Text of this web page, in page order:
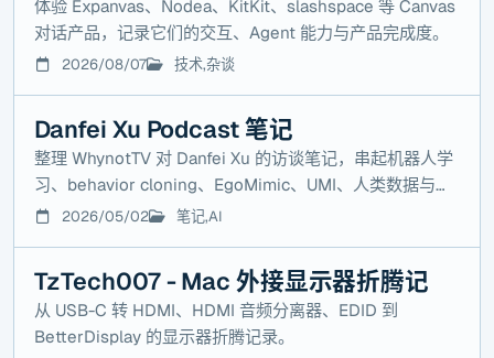
体验 Expanvas、Nodea、KitKit、slashspace 等 Canvas
对话产品，记录它们的交互、Agent 能力与产品完成度。
2026/08/07 技术,杂谈
Danfei Xu Podcast 笔记
整理 WhynotTV 对 Danfei Xu 的访谈笔记，串起机器人学
习、behavior cloning、EgoMimic、UMI、人类数据与
full-stack robotics。
2026/05/02 笔记,AI
TzTech007 - Mac 外接显示器折腾记
从 USB-C 转 HDMI、HDMI 音频分离器、EDID 到
BetterDisplay 的显示器折腾记录。